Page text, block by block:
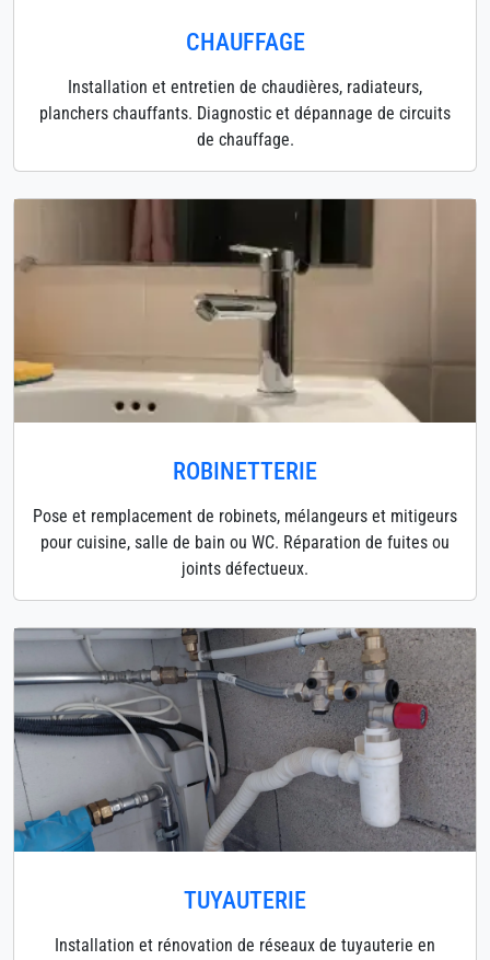
CHAUFFAGE
Installation et entretien de chaudières, radiateurs,
planchers chauffants. Diagnostic et dépannage de circuits
de chauffage.
ROBINETTERIE
Pose et remplacement de robinets, mélangeurs et mitigeurs
pour cuisine, salle de bain ou WC. Réparation de fuites ou
joints défectueux.
TUYAUTERIE
Installation et rénovation de réseaux de tuyauterie en